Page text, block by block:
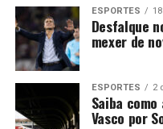
ESPORTES
Desfalque
mexer de
ESPORTES 2
Saiba
Vasco por